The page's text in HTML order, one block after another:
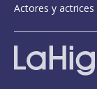
Actores y actrices